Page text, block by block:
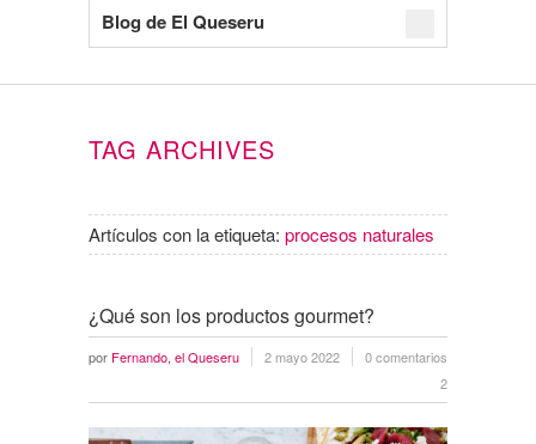
Blog de El Queseru
TAG ARCHIVES
Artículos con la etiqueta: procesos naturales
¿Qué son los productos gourmet?
por Fernando, el Queseru 2 mayo 2022
0 comentarios
2